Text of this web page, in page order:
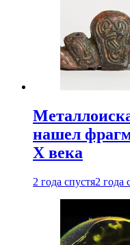
нашел
X века
2 года спустя2 года